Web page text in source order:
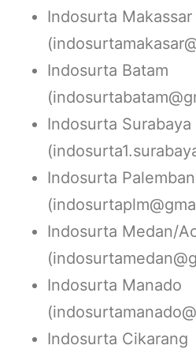
Indosurta Makassar
Indosurta Batam
Indosurta Surabaya
Indosurta
Indosurta Medan/
Indosurta Manado
Indosurta Cikarang